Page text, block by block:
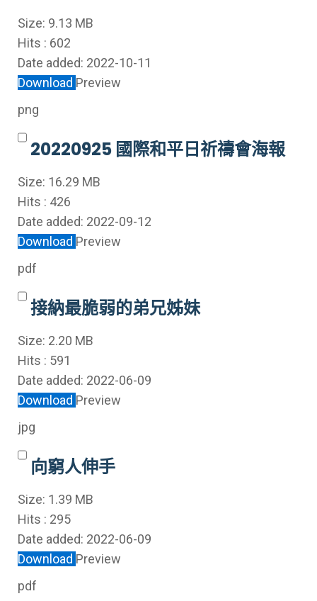
Size: 9.13 MB
Hits : 602
Date added: 2022-10-11
Download Preview
png
20220925 國際和平日祈禱會海報
Size: 16.29 MB
Hits : 426
Date added: 2022-09-12
Download Preview
pdf
接納最脆弱的弟兄姊妹
Size: 2.20 MB
Hits : 591
Date added: 2022-06-09
Download Preview
jpg
向窮人伸手
Size: 1.39 MB
Hits : 295
Date added: 2022-06-09
Download Preview
pdf